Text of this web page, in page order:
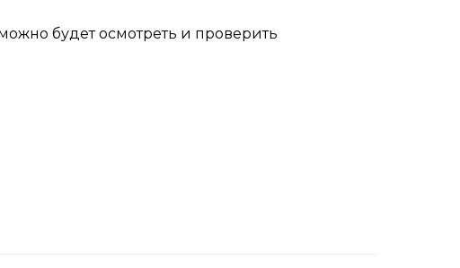
будет осмотреть и проверить